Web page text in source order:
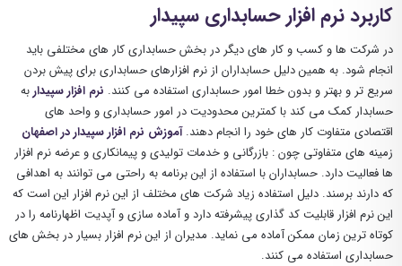
کاربرد نرم افزار حسابداری سپیدار
در شرکت ها و کسب و کار های دیگر در بخش حسابداری کار های مختلفی باید
انجام شود. به همین دلیل حسابداران از نرم افزارهای حسابداری برای پیش بردن
سریع تر و بهتر و بدون خطا امور حسابداری استفاده می کنند. نرم افزار سپیداربه
حسابدار کمک می کند با کمترین محدودیت در امور حسابداری و واحد های
اقتصادی متفاوت کار های خود را انجام دهند.آموزش نرم افزار سپیدار در اصفهان
زمینه های متفاوتی چون : بازرگانی و خدمات تولیدی و پیمانکاری و عرضه نرم افزار
ها فعالیت دارد. حسابداران با استفاده از این برنامه به راحتی می توانند به اهدافی
که دارند برسند. دلیل استفاده زیاد شرکت های مختلف از این نرم افزار این است که
این نرم افزار قابلیت کد گذاری پیشرفته دارد و آماده سازی و آپدیت اظهارنامه را در
کوتاه ترین زمان ممکن آماده می نماید. مدیران از این نرم افزار بسیار در بخش های
حسابداری استفاده می کنند.